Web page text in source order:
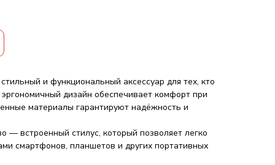
и функциональный аксессуар для тех, кто
дизайн обеспечивает комфорт при
материалы гарантируют надёжность и
— встроенный стилус, который позволяет легко
смартфонов, планшетов и других портативных